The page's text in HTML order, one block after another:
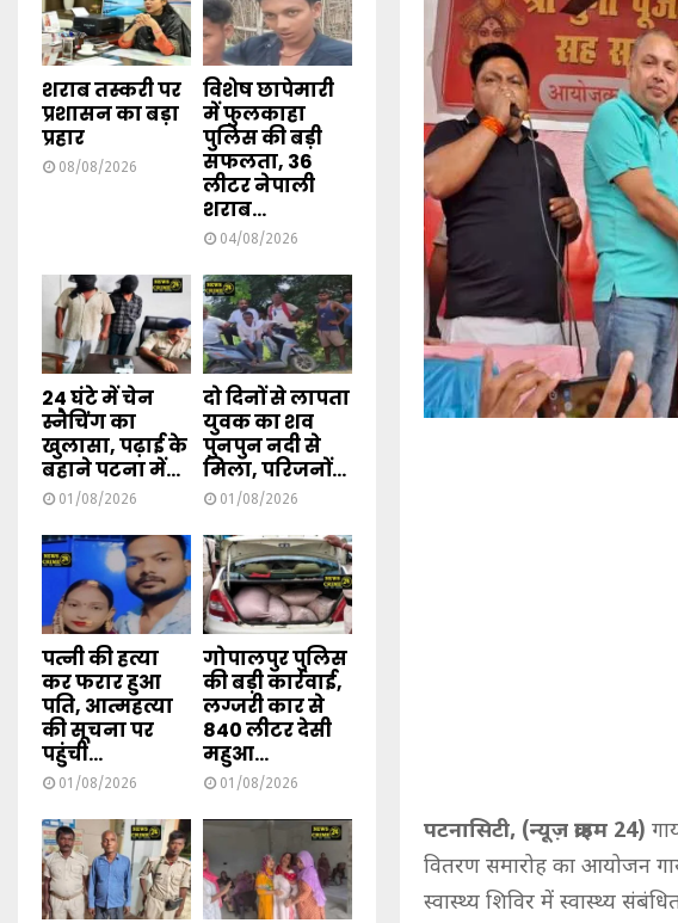
पटनासिटी, (न्यूज़ क्राइम 24)
वितरण समारोह का आयोजन
स्वास्थ्य शिविर में स्वास्थ्य
शराब तस्करी पर
प्रशासन का बड़ा
प्रहार
08/08/2026
विशेष छापेमारी
में फुलकाहा
पुलिस की बड़ी
सफलता, 36
लीटर नेपाली
शराब...
04/08/2026
24 घंटे में चेन
स्नैचिंग का
खुलासा, पढ़ाई के
बहाने पटना में...
01/08/2026
दो दिनों से लापता
युवक का शव
पुनपुन नदी से
मिला, परिजनों...
01/08/2026
पत्नी की हत्या
कर फरार हुआ
पति, आत्महत्या
की सूचना पर
पहुंची...
01/08/2026
गोपालपुर पुलिस
की बड़ी कार्रवाई,
लग्जरी कार से
840 लीटर देसी
महुआ...
01/08/2026